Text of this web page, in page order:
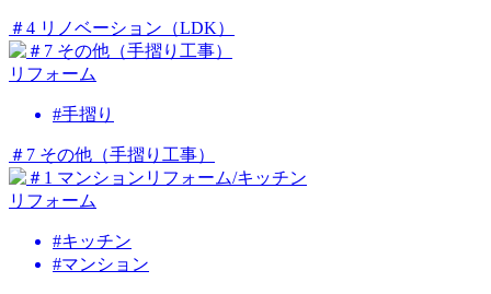
＃4 リノベーション（LDK）
リフォーム
#手摺り
＃7 その他（手摺り工事）
リフォーム
#キッチン
#マンション